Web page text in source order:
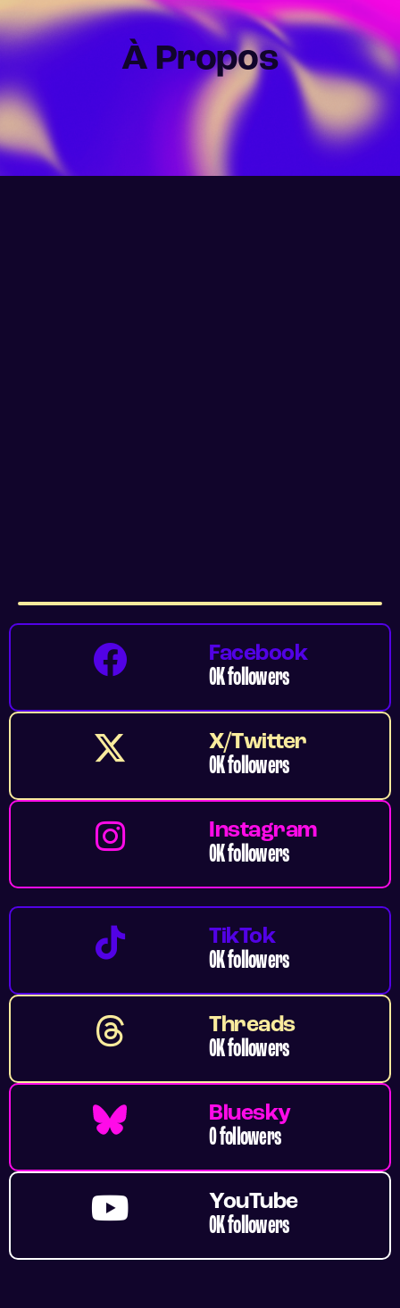
À Propos
Facebook
0K followers
X/Twitter
0K followers
Instagram
0K followers
TikTok
0K followers
Threads
0K followers
Bluesky
0 followers
YouTube
0K followers